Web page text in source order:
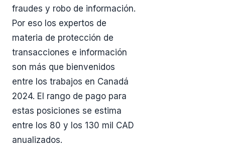
fraudes y robo de información.
Por eso los expertos de
materia de protección de
transacciones e información
son más que bienvenidos
entre los trabajos en Canadá
2024. El rango de pago para
estas posiciones se estima
entre los 80 y los 130 mil CAD
anualizados.